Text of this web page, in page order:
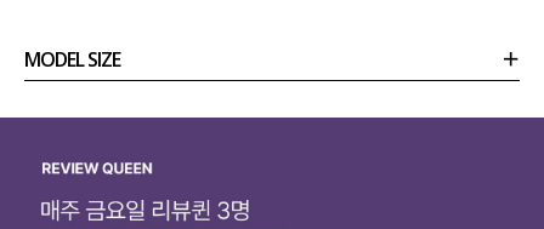
MODEL SIZE